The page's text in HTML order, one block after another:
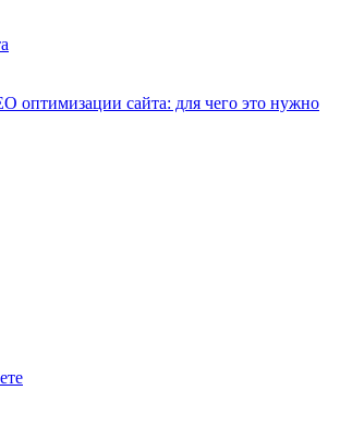
оптимизации сайта: для чего это нужно